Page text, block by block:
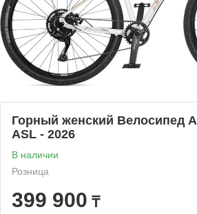
Горный женский Велосипед
ASL - 2026
В наличии
Розница
399 900 ₸